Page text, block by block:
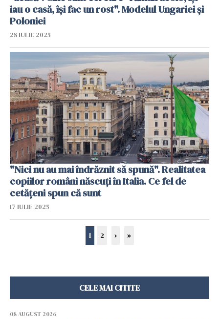
iau o casă, își fac un rost". Modelul Ungariei și
Poloniei
28 IULIE 2025
"Nici nu au mai îndrăznit să spună". Realitatea
copiilor români născuți în Italia. Ce fel de
cetățeni spun că sunt
17 IULIE 2025
1 2 › »
CELE MAI CITITE
08 AUGUST 2026